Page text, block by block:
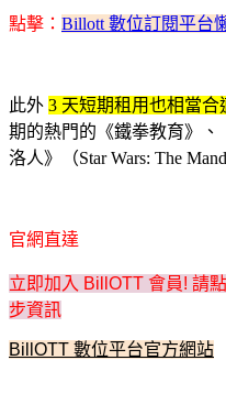
點擊： Billott 數位訂閱平台
此外 3 天短期租用也相當合
期的熱門的《鐵拳教育》
洛人》（Star Wars: The
官網直達
立即加入 BillOTT 會員! 請
步資訊
BillOTT 數位平台官方網站